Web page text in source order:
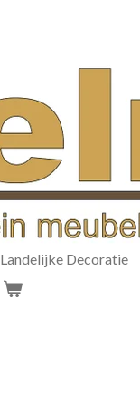
Landelijke Decoratie